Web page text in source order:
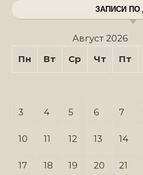
ЗАПИСИ ПО
Август 2026
Пн
Вт Ср Чт Пт
3 4 5 6 7
10 11 12 13 14
17 18 19 20 21